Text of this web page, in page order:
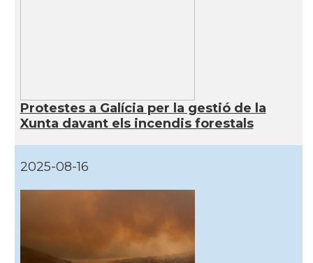
Protestes a Galícia per la gestió de la
Xunta davant els incendis forestals
2025-08-16